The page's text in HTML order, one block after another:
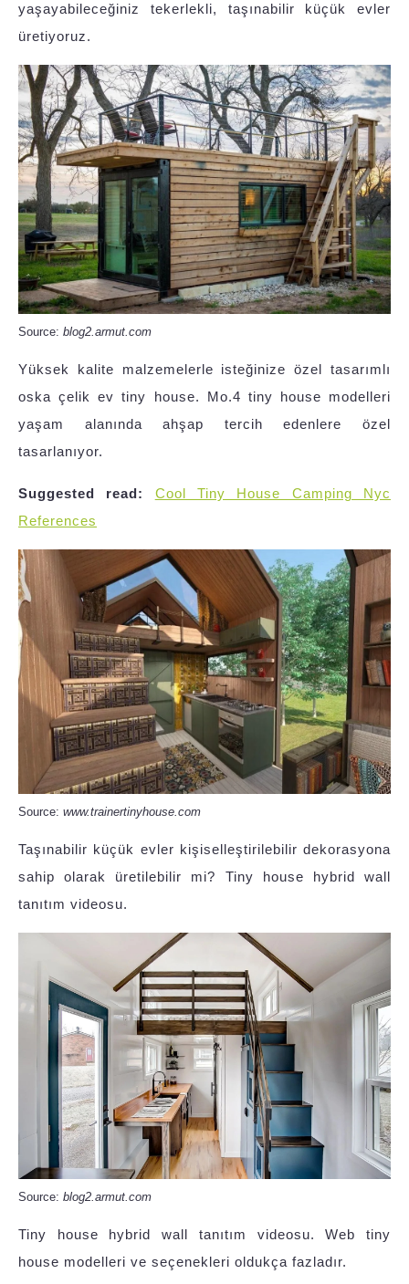
yaşayabileceğiniz tekerlekli, taşınabilir küçük evler
üretiyoruz.
Source: blog2.armut.com
Yüksek kalite malzemelerle isteğinize özel tasarımlı
oska çelik ev tiny house. Mo.4 tiny house modelleri
yaşam alanında ahşap tercih edenlere özel
tasarlanıyor.
Suggested read:
Cool Tiny House Camping Nyc
References
Source: www.trainertinyhouse.com
Taşınabilir küçük evler kişiselleştirilebilir dekorasyona
sahip olarak üretilebilir mi? Tiny house hybrid wall
tanıtım videosu.
Source: blog2.armut.com
Tiny house hybrid wall tanıtım videosu. Web tiny
house modelleri ve seçenekleri oldukça fazladır.